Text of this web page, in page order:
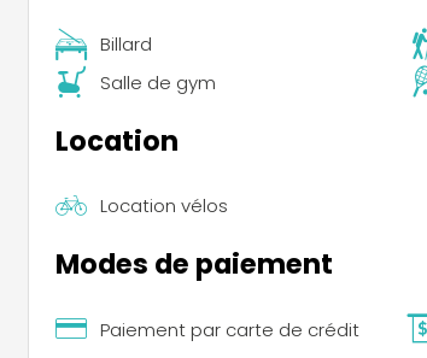
Billard
Salle de gym
Location
Location vélos
Modes de paiement
Paiement par carte de crédit